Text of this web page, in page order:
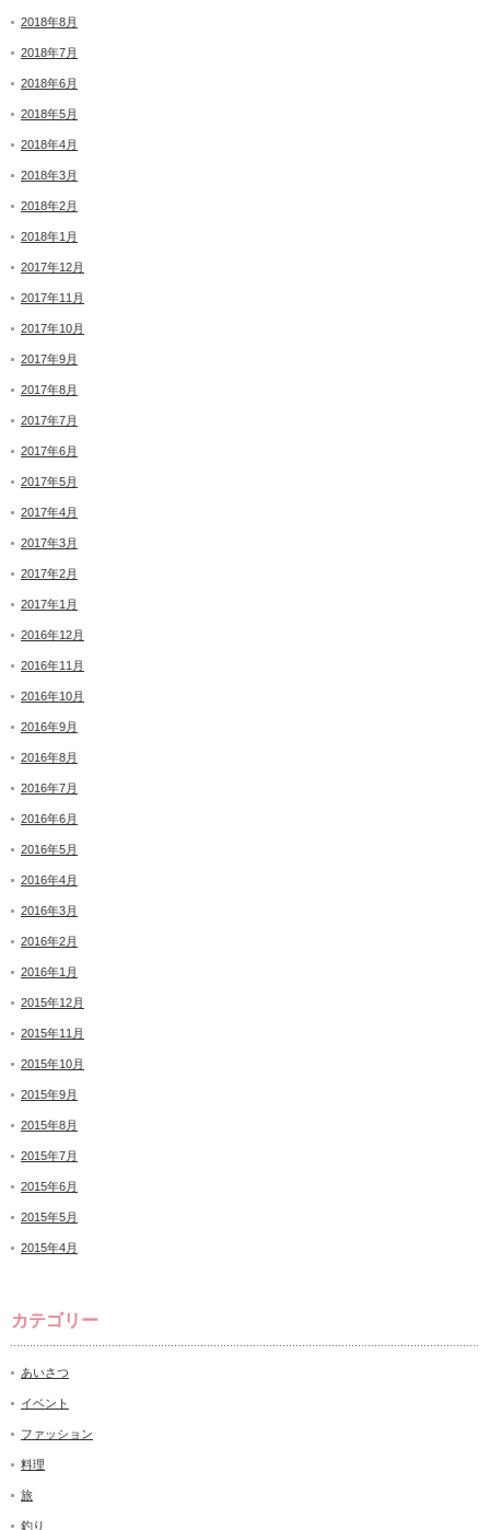
2018年8月
2018年7月
2018年6月
2018年5月
2018年4月
2018年3月
2018年2月
2018年1月
2017年12月
2017年11月
2017年10月
2017年9月
2017年8月
2017年7月
2017年6月
2017年5月
2017年4月
2017年3月
2017年2月
2017年1月
2016年12月
2016年11月
2016年10月
2016年9月
2016年8月
2016年7月
2016年6月
2016年5月
2016年4月
2016年3月
2016年2月
2016年1月
2015年12月
2015年11月
2015年10月
2015年9月
2015年8月
2015年7月
2015年6月
2015年5月
2015年4月
カテゴリー
あいさつ
イベント
ファッション
料理
旅
釣り